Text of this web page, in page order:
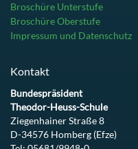
Broschüre Unterstufe
Broschüre Oberstufe
Impressum und Datenschutz
Kontakt
Bundespräsident
Theodor-Heuss-Schule
Ziegenhainer Straße 8
D-34576 Homberg (Efze)